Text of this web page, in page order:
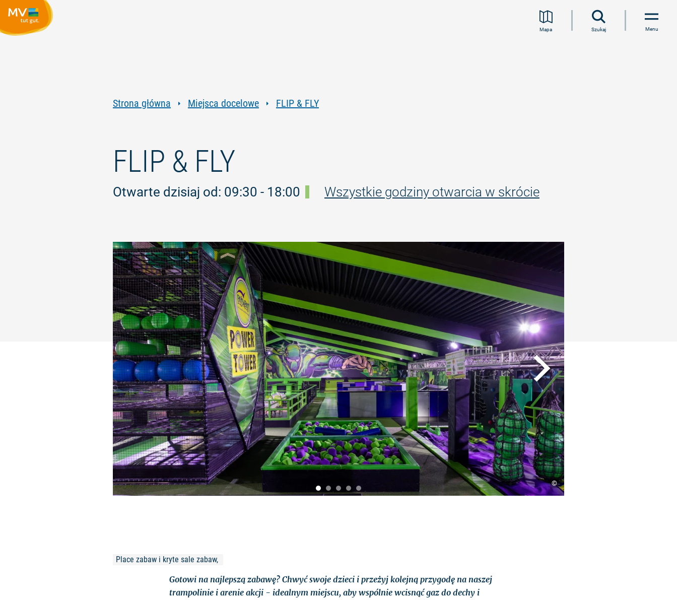
Mapa Szukaj Menu
Strona główna Miejsca docelowe FLIP & FLY
FLIP & FLY
Otwarte dzisiaj od: 09:30 - 18:00 Wszystkie godziny otwarcia w skrócie
©
Place zabaw i kryte sale zabaw,
Gotowi na najlepszą zabawę? Chwyć swoje dzieci i przeżyj kolejną przygodę na naszej
trampolinie i arenie akcji - idealnym miejscu, aby wspólnie wcisnąć gaz do dechy i